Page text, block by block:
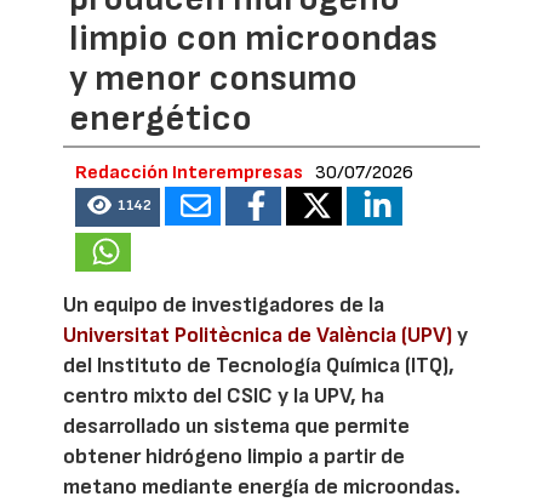
limpio con microondas
y menor consumo
energético
Redacción Interempresas 30/07/2026
1142
Un equipo de investigadores de la
Universitat Politècnica de València (UPV)y
del Instituto de Tecnología Química (ITQ),
centro mixto del CSIC y la UPV, ha
desarrollado un sistema que permite
obtener hidrógeno limpio a partir de
metano mediante energía de microondas.